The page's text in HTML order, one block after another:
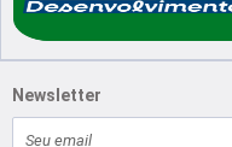
Newsletter